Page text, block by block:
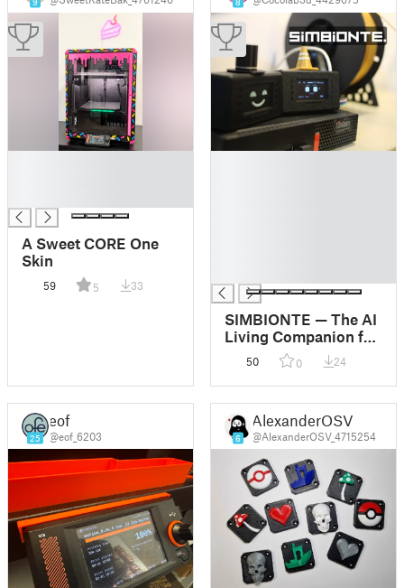
A Sweet CORE One
Skin
59 5 33
SIMBIONTE — The AI
Living Companion for
Your Prusa CORE One
50 0 24
25
eof
@eof_6203 6
AlexanderOSV
@AlexanderOSV_4715254